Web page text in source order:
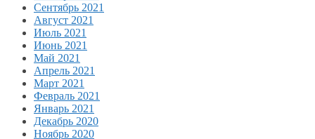
Сентябрь 2021
Август 2021
Июль 2021
Июнь 2021
Май 2021
Апрель 2021
Март 2021
Февраль 2021
Январь 2021
Декабрь 2020
Ноябрь 2020